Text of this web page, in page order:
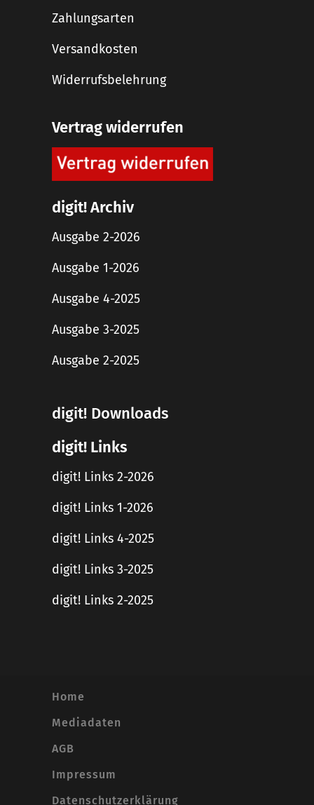
Zahlungsarten
Versandkosten
Widerrufsbelehrung
Vertrag widerrufen
digit! Archiv
Ausgabe 2-2026
Ausgabe 1-2026
Ausgabe 4-2025
Ausgabe 3-2025
Ausgabe 2-2025
digit! Downloads
digit! Links
digit! Links 2-2026
digit! Links 1-2026
digit! Links 4-2025
digit! Links 3-2025
digit! Links 2-2025
Home
Mediadaten
AGB
Impressum
Datenschutzerklärung